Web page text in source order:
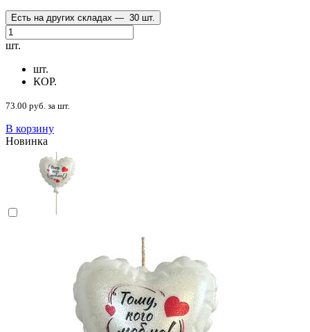
Есть на других складах — 30 шт.
шт.
шт.
КОР.
73.00 руб. за шт.
В корзину
Новинка